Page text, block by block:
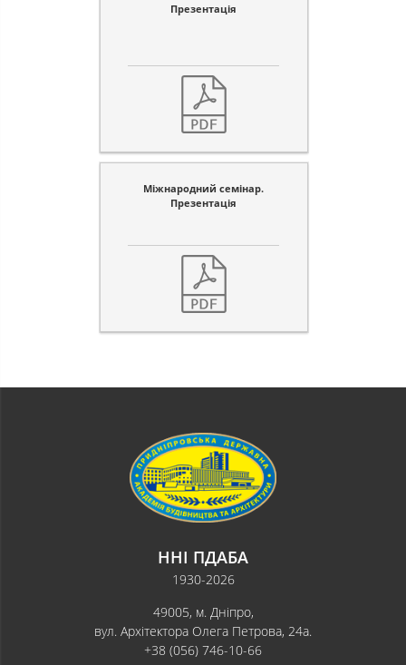
Презентація
Міжнародний семінар.
Презентація
ННІ ПДАБА
1930-2026
49005, м. Дніпро,
вул. Архітектора Олега Петрова, 24а.
+38 (056) 746-10-66